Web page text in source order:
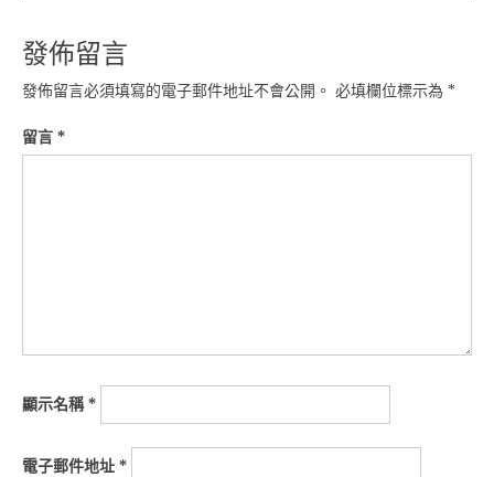
發佈留言
發佈留言必須填寫的電子郵件地址不會公開。 必填欄位標示為 *
留言 *
顯示名稱*
電子郵件地址 *